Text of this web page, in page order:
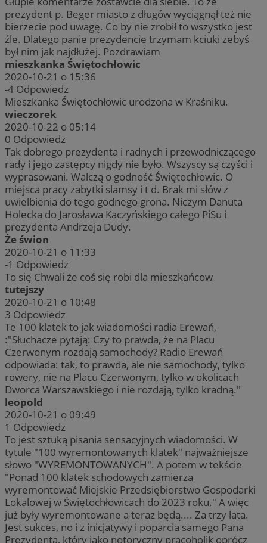
prezydent p. Beger miasto z długów wyciągnął też nie
bierzecie pod uwagę. Co by nie zrobił to wszystko jest
źle. Dlatego panie prezydencie trzymam kciuki zebyś
był nim jak najdłużej. Pozdrawiam
mieszkanka Świętochłowic
2020-10-21 o 15:36
-4 Odpowiedz
Mieszkanka Świętochłowic urodzona w Kraśniku.
wieczorek
2020-10-22 o 05:14
0 Odpowiedz
Tak dobrego prezydenta i radnych i przewodniczącego
rady i jego zastępcy nigdy nie było. Wszyscy są czyści i
wyprasowani. Walczą o godność Świętochłowic. O
miejsca pracy zabytki slamsy i t d. Brak mi słów z
uwielbienia do tego godnego grona. Niczym Danuta
Holecka do Jarosława Kaczyńskiego całego PiSu i
prezydenta Andrzeja Dudy.
Że świon
2020-10-21 o 11:33
-1 Odpowiedz
To się Chwali że coś się robi dla mieszkańcow
tutejszy
2020-10-21 o 10:48
3 Odpowiedz
Te 100 klatek to jak wiadomości radia Erewań,
:"Słuchacze pytają: Czy to prawda, że na Placu
Czerwonym rozdają samochody? Radio Erewań
odpowiada: tak, to prawda, ale nie samochody, tylko
rowery, nie na Placu Czerwonym, tylko w okolicach
Dworca Warszawskiego i nie rozdają, tylko kradną."
leopold
2020-10-21 o 09:49
1 Odpowiedz
To jest sztuką pisania sensacyjnych wiadomości. W
tytule "100 wyremontowanych klatek" najważniejsze
słowo "WYREMONTOWANYCH". A potem w tekście
"Ponad 100 klatek schodowych zamierza
wyremontować Miejskie Przedsiębiorstwo Gospodarki
Lokalowej w Świętochłowicach do 2023 roku." A więc
już były wyremontowane a teraz będą.... Za trzy lata.
Jest sukces, no i z inicjatywy i poparcia samego Pana
Prezydenta, który jako notoryczny pracoholik oprócz